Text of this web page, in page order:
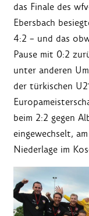
das Finale des
Ebersbach
4:2 – und das
Pause mit 0:2
unter anderen
der türkischen
beim 2:2 gegen
eingewechselt,
Niederlage im